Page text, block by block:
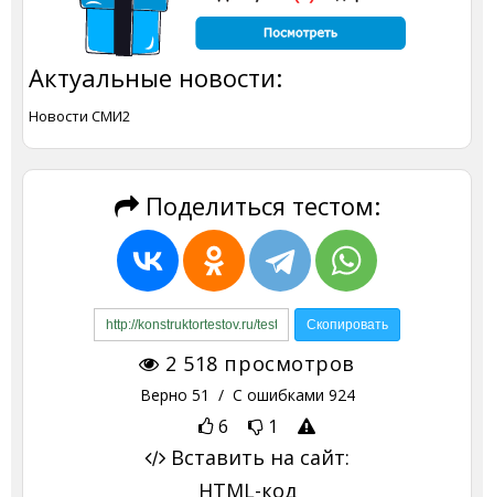
Актуальные новости:
Новости СМИ2
Поделиться тестом:
2 518 просмотров
Верно 51 / С ошибками 924
6 1
Вставить на сайт:
HTML-код